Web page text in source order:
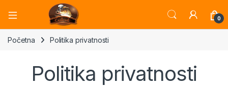
Open 0
Početna Politika privatnosti
Politika privatnosti